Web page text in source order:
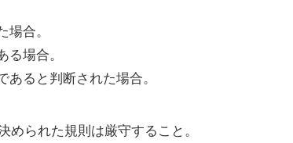
合。
場合。
ると判断された場合。
られた規則は厳守すること。